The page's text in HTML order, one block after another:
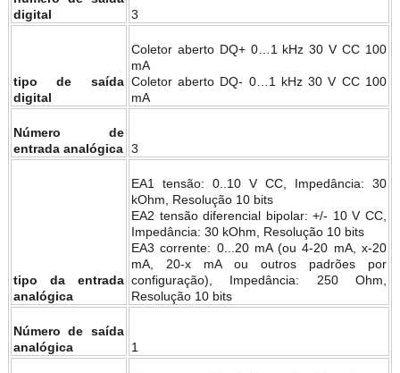
digital
3
tipo de saída
digital
Coletor aberto DQ+ 0…1 kHz 30 V CC 100
mA
Coletor aberto DQ- 0…1 kHz 30 V CC 100
mA
Número de
entrada analógica 3
tipo da entrada
analógica
EA1 tensão: 0..10 V CC, Impedância: 30
kOhm, Resolução 10 bits
EA2 tensão diferencial bipolar: +/- 10 V CC,
Impedância: 30 kOhm, Resolução 10 bits
EA3 corrente: 0...20 mA (ou 4-20 mA, x-20
mA, 20-x mA ou outros padrões por
configuração), Impedância: 250 Ohm,
Resolução 10 bits
Número de saída
analógica
1